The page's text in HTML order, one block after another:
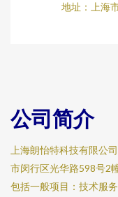
地址：上海
公司简介
上海朗怡特科技有限公
市闵行区光华路598号2
包括一般项目：技术服